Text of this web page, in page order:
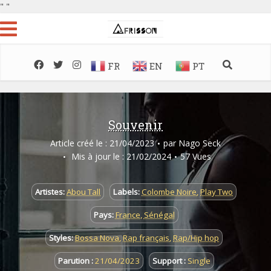
" "
FR EN PT
Souvenir
Article créé le : 21/04/2023 par Nago Seck
Mis à jour le : 21/02/2024
57 Vues
Artistes:Abou Tall Labels:Colombe Noire,Play Two
Pays:France, Sénégal
Styles:Bossa Nova,Rap français,Rap/Hip hop
Parution :21/04/2023 Support : Single